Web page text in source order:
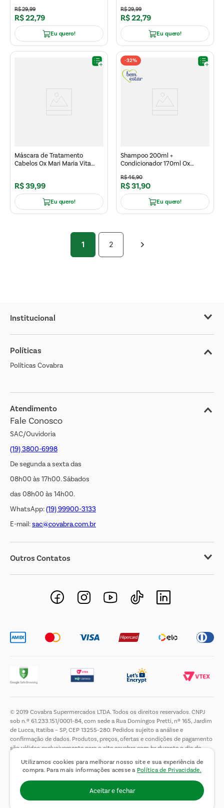
Utilizamos cookies para melhorar nosso site e sua experiência de
compra. Para mais informações acesse a Política de Privacidade.
Aceitar e fechar
R$29,99
R$22,79
Eu quero!
R$29,99
R$22,79
Eu quero!
Máscara de Tratamento
Cabelos Ox Mari Maria Vita
R$39,99
Eu quero!
-32%
Shampoo 200ml +
Condicionador 170ml Ox
R$46,90
R$31,90
Eu quero!
1 2
Institucional
Sobre o Covabra
Nossas Lojas
Cliente Bem Estar
Jornal de Ofertas
Transparência Salarial
Políticas
Políticas Covabra
Atendimento
Fale Conosco
SAC/Ouvidoria
(19) 3800-6998
De segunda a sexta das
08h00 às 17h00. Sábados
das 08h00 às 14h00.
WhatsApp:(19) 99900-3133
E-mail:sac@covabra.com.br
Outros Contatos
Negócios Imobiliários
Novos Fornecedores
© 2019 Covabra Supermercados LTDA. Todos os direitos reservados. CNPJ
sob n.º 61.233.151/0001-84, com sede a Rua Domingos Pretti, nº 165, Jardim
de Lucca, Itatiba – SP, CEP 13255-280. Pedidos sujeito a análise e
confirmação de dados. Produtos, preços, ofertas e condições de pagamento
são válidos exclusivamente para o site covabra.com.br durante o dia de
de limitar a quantidade máxima de produtos por compra por cliente. Não
vendemos no atacado. Fotos meramente ilustrativas.É proibida a venda e a
entrega de bebidas alcoólicas a menores de 18 (dezoito) anos, conforme Lei
n.° 8069/90, art. 81, inciso II (Estatuto da Criança e do Adolescente).